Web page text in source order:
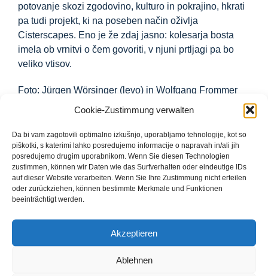
Cookie-Zustimmung verwalten
Da bi vam zagotovili optimalno izkušnjo, uporabljamo tehnologije, kot so
piškotki, s katerimi lahko posredujemo informacije o napravah in/ali jih
posredujemo drugim uporabnikom. Wenn Sie diesen Technologien
zustimmen, können wir Daten wie das Surfverhalten oder eindeutige IDs
auf dieser Website verarbeiten. Wenn Sie Ihre Zustimmung nicht erteilen
oder zurückziehen, können bestimmte Merkmale und Funktionen
beeinträchtigt werden.
Akzeptieren
Ablehnen
potovanje skozi zgodovino, kulturo in pokrajino, hkrati
pa tudi projekt, ki na poseben način oživlja
Cisterscapes. Eno je že zdaj jasno: kolesarja bosta
imela ob vrnitvi o čem govoriti, v njuni prtljagi pa bo
veliko vtisov.
Foto: Jürgen Wörsinger (levo) in Wolfgang Frommer
(desno) sta pripravljena na start
mesto Maulbronn